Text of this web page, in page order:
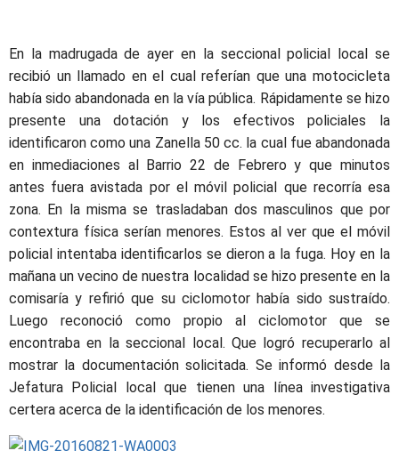
En la madrugada de ayer en la seccional policial local se
recibió un llamado en el cual referían que una motocicleta
había sido abandonada en la vía pública. Rápidamente se hizo
presente una dotación y los efectivos policiales la
identificaron como una Zanella 50 cc. la cual fue abandonada
en inmediaciones al Barrio 22 de Febrero y que minutos
antes fuera avistada por el móvil policial que recorría esa
zona. En la misma se trasladaban dos masculinos que por
contextura física serían menores. Estos al ver que el móvil
policial intentaba identificarlos se dieron a la fuga. Hoy en la
mañana un vecino de nuestra localidad se hizo presente en la
comisaría y refirió que su ciclomotor había sido sustraído.
Luego reconoció como propio al ciclomotor que se
encontraba en la seccional local. Que logró recuperarlo al
mostrar la documentación solicitada. Se informó desde la
Jefatura Policial local que tienen una línea investigativa
certera acerca de la identificación de los menores.